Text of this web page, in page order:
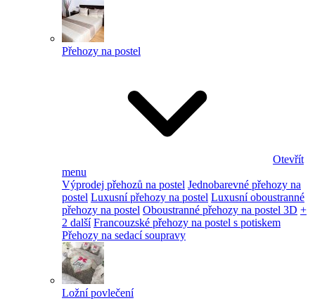
Přehozy na postel
Otevřít
menu
Výprodej přehozů na postel Jednobarevné přehozy na
postel Luxusní přehozy na postel Luxusní oboustranné
přehozy na postel Oboustranné přehozy na postel 3D +
2 další Francouzské přehozy na postel s potiskem
Přehozy na sedací soupravy
Ložní povlečení